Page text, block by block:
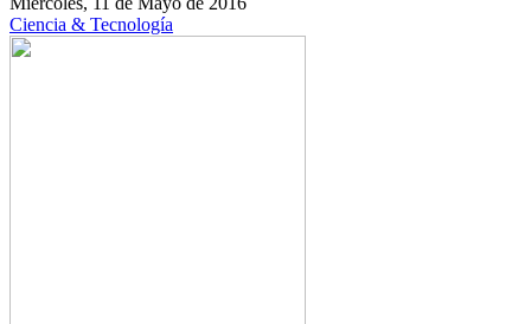
Ciencia & Tecnología